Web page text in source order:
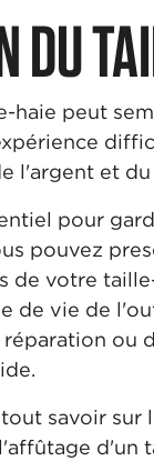
DU
haie peut
l'argent et
pour
pouvez
de votre
de vie de
ou
savoir
d'un